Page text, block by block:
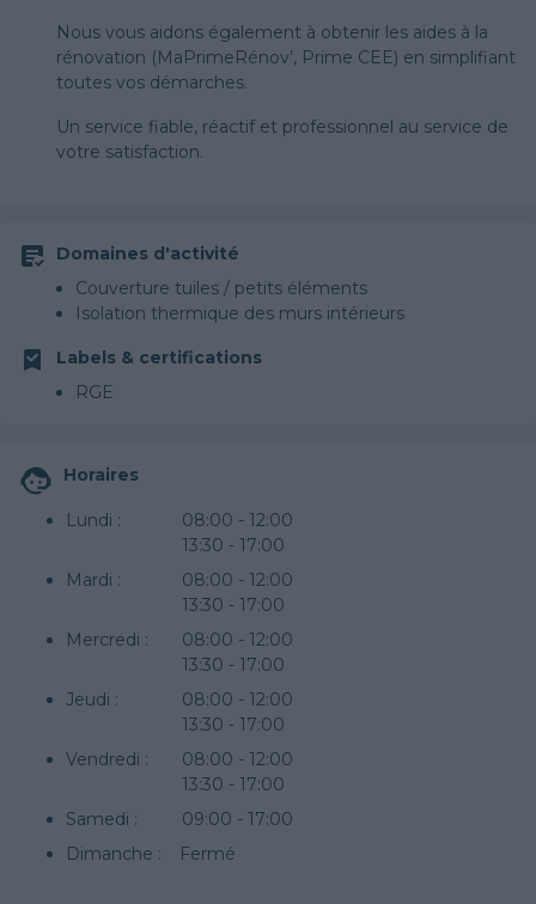
Nous vous aidons également à obtenir les aides à la
rénovation (MaPrimeRénov’, Prime CEE) en simplifiant
toutes vos démarches.
Un service fiable, réactif et professionnel au service de
votre satisfaction.
Domaines d'activité
Couverture tuiles / petits éléments
Isolation thermique des murs intérieurs
Labels & certifications
RGE
Horaires
Lundi :
08:00 - 12:00
13:30 - 17:00
Mardi :
08:00 - 12:00
13:30 - 17:00
Mercredi :
08:00 - 12:00
13:30 - 17:00
Jeudi :
08:00 - 12:00
13:30 - 17:00
Vendredi :
08:00 - 12:00
13:30 - 17:00
Samedi :
09:00 - 17:00
Dimanche :
Fermé